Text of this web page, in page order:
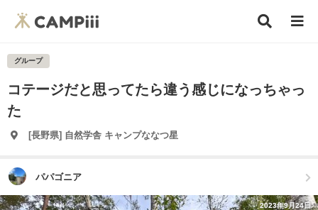
グループ
コテージだと思ってたら違う感じになっちゃっ
た
[長野県] 自然学舎 キャンプななつ星
パパゴニア
2023年9月24日